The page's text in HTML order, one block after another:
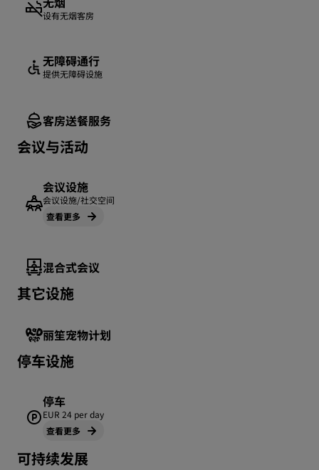
设有无烟客房
无障碍通行
提供无障碍设施
客房送餐服务
会议与活动
会议设施
会议设施/社交空间
查看更多
混合式会议
其它设施
丽笙宠物计划
停车设施
停车
EUR 24 per day
查看更多
可持续发展